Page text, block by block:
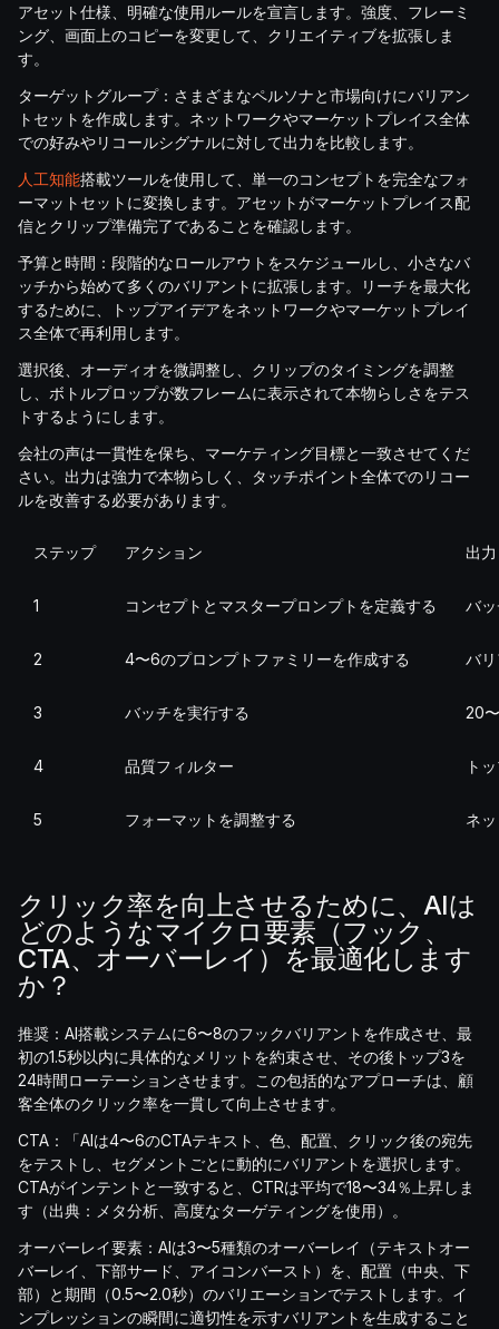
アセット仕様、明確な使用ルールを宣言します。強度、フレーミ
ング、画面上のコピーを変更して、クリエイティブを拡張しま
す。
ターゲットグループ：さまざまなペルソナと市場向けにバリアン
トセットを作成します。ネットワークやマーケットプレイス全体
での好みやリコールシグナルに対して出力を比較します。
人工知能搭載ツールを使用して、単一のコンセプトを完全なフォ
ーマットセットに変換します。アセットがマーケットプレイス配
信とクリップ準備完了であることを確認します。
予算と時間：段階的なロールアウトをスケジュールし、小さなバ
ッチから始めて多くのバリアントに拡張します。リーチを最大化
するために、トップアイデアをネットワークやマーケットプレイ
ス全体で再利用します。
選択後、オーディオを微調整し、クリップのタイミングを調整
し、ボトルプロップが数フレームに表示されて本物らしさをテス
トするようにします。
会社の声は一貫性を保ち、マーケティング目標と一致させてくだ
さい。出力は強力で本物らしく、タッチポイント全体でのリコー
ルを改善する必要があります。
ステップ アクション 出力
1 コンセプトとマスタープロンプトを定義する バ
2 4〜6のプロンプトファミリーを作成する バ
3 バッチを実行する 20
4 品質フィルター ト
5 フォーマットを調整する ネ
クリック率を向上させるために、AIは
どのようなマイクロ要素（フック、
CTA、オーバーレイ）を最適化します
か？
推奨：AI搭載システムに6〜8のフックバリアントを作成させ、最
初の1.5秒以内に具体的なメリットを約束させ、その後トップ3を
24時間ローテーションさせます。この包括的なアプローチは、顧
客全体のクリック率を一貫して向上させます。
CTA：「AIは4〜6のCTAテキスト、色、配置、クリック後の宛先
をテストし、セグメントごとに動的にバリアントを選択します。
CTAがインテントと一致すると、CTRは平均で18〜34％上昇しま
す（出典：メタ分析、高度なターゲティングを使用）。
オーバーレイ要素：AIは3〜5種類のオーバーレイ（テキストオー
バーレイ、下部サード、アイコンバースト）を、配置（中央、下
部）と期間（0.5〜2.0秒）のバリエーションでテストします。イ
ンプレッションの瞬間に適切性を示すバリアントを生成すること